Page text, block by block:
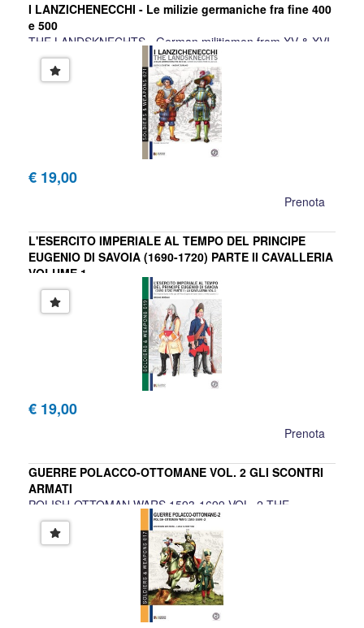
I LANZICHENECCHI - Le milizie germaniche fra fine 400
e 500
THE LANDSKNECHTS - German militiamen from XV & XVI
Cent.
Luca Stefano Cristini, Nadir Durand
€ 19,00
Prenota
L'ESERCITO IMPERIALE AL TEMPO DEL PRINCIPE
EUGENIO DI SAVOIA (1690-1720) PARTE II CAVALLERIA
VOLUME 1
THE IMPERIAL ARMY IN THE AGE OF PRINCE EUGENE
OF SAVOY 1690-1720:THE CAVALRY (1)
€ 19,00
Prenota
GUERRE POLACCO-OTTOMANE VOL. 2 GLI SCONTRI
ARMATI
POLISH-OTTOMAN WARS 1593-1699 VOL. 2 THE
BATTLES
Vincenzo Mistrini, Luca S. Cristini